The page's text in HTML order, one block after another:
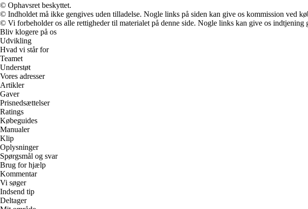
© Ophavsret beskyttet.
© Indholdet må ikke gengives uden tilladelse. Nogle links på siden kan give os kommission ved
© Vi forbeholder os alle rettigheder til materialet på denne side. Nogle links kan give os
Bliv klogere på os
Udvikling
Hvad vi står for
Teamet
Understøt
Vores adresser
Artikler
Gaver
Prisnedsættelser
Ratings
Købeguides
Manualer
Klip
Oplysninger
Spørgsmål og svar
Brug for hjælp
Kommentar
Vi søger
Indsend tip
Deltager